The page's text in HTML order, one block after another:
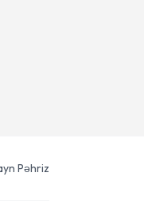
Pəhriz